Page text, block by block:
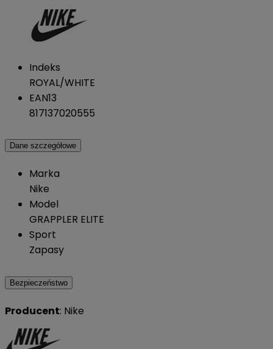
Indeks
ROYAL/WHITE
EAN13
817137020555
Dane szczegółowe
Marka
Nike
Model
GRAPPLER ELITE
Sport
Zapasy
Bezpieczeństwo
Producent: Nike